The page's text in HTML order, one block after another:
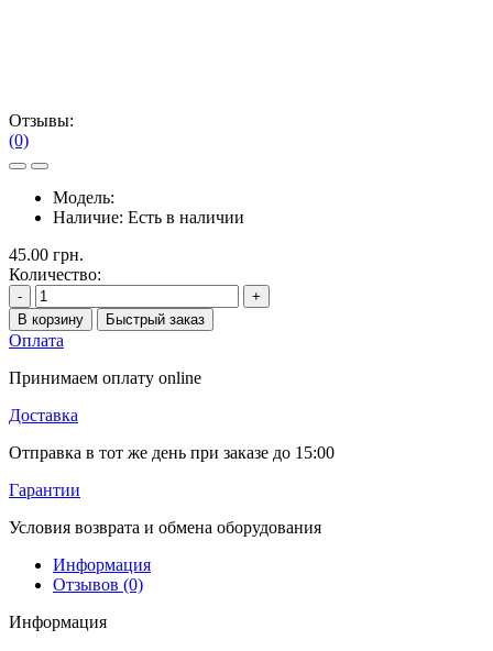
Отзывы:
(0)
Модель:
Наличие: Есть в наличии
45.00 грн.
Количество:
-
+
В корзину
Быстрый заказ
Оплата
Принимаем оплату online
Доставка
Отправка в тот же день при заказе до 15:00
Гарантии
Условия возврата и обмена оборудования
Информация
Отзывов (0)
Информация